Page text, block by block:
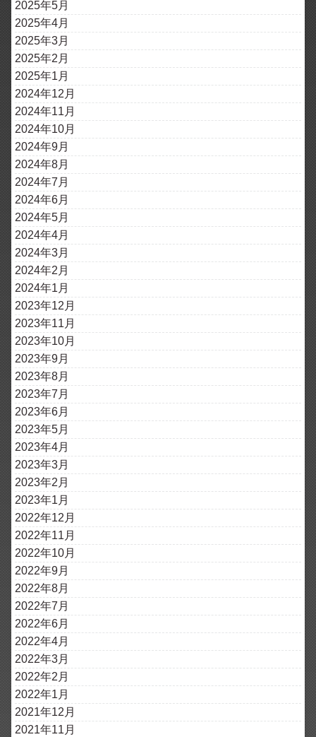
2025年5月
2025年4月
2025年3月
2025年2月
2025年1月
2024年12月
2024年11月
2024年10月
2024年9月
2024年8月
2024年7月
2024年6月
2024年5月
2024年4月
2024年3月
2024年2月
2024年1月
2023年12月
2023年11月
2023年10月
2023年9月
2023年8月
2023年7月
2023年6月
2023年5月
2023年4月
2023年3月
2023年2月
2023年1月
2022年12月
2022年11月
2022年10月
2022年9月
2022年8月
2022年7月
2022年6月
2022年4月
2022年3月
2022年2月
2022年1月
2021年12月
2021年11月